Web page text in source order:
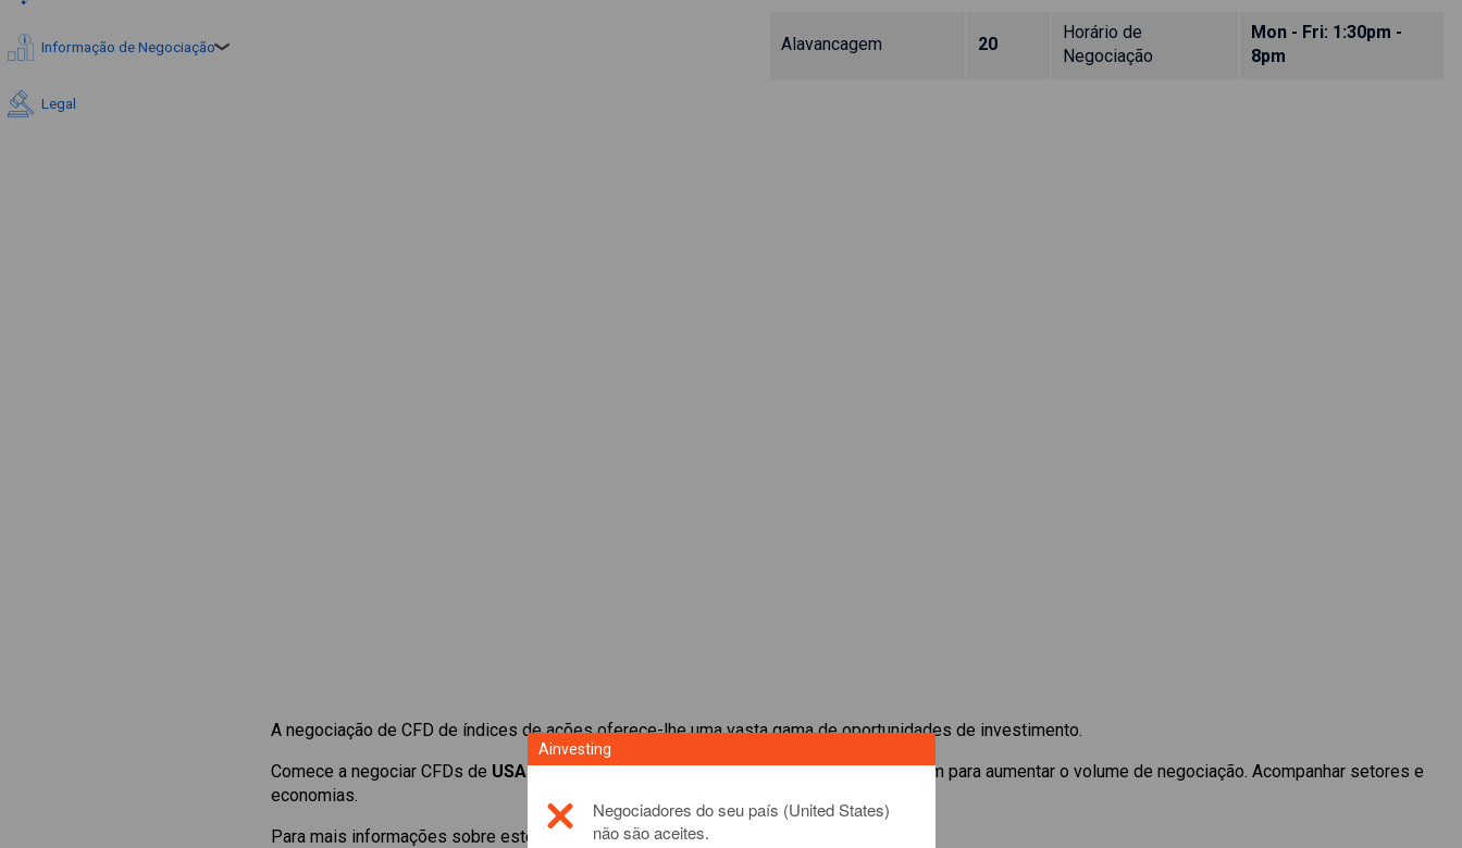
Informação de Negociação
Legal
Alavancagem 20
Horário de
Negociação
Mon - Fri: 1:30pm -
8pm
A negociação de CFD de índices de ações oferece-lhe uma vasta gama de oportunidades de investimento.
Comece a negociar CFDs de USA 500 Cashe alavancar pequenos depósitos de margem para aumentar o volume de negociação. Acompanhar setores e
economias.
Para mais informações sobre este produto de investimento, por favor,
Ainvesting
Negociadores do seu país (United States)
não são aceites.